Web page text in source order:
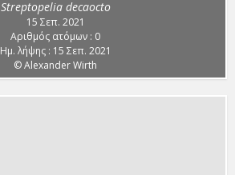
Streptopelia decaocto
15 Σεπ. 2021
Αριθμός ατόμων : 0
Ημ. λήψης : 15 Σεπ. 2021
© Alexander Wirth